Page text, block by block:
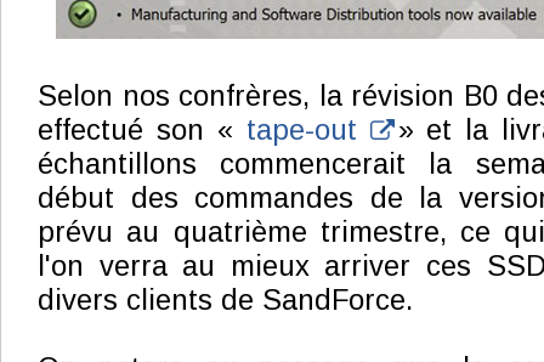
Selon nos confrères, la révision B0
effectué son « tape-out
» et la
échantillons commencerait la
début des commandes de la
prévu au quatrième trimestre, ce
l'on verra au mieux arriver ces
divers clients de SandForce.